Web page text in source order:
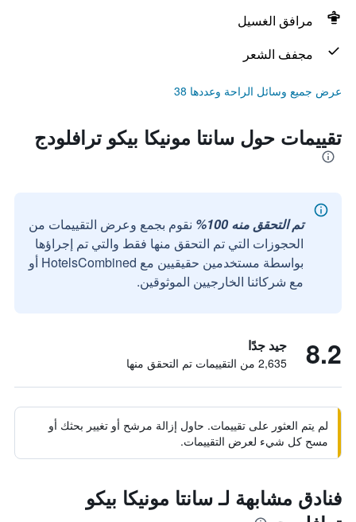
مرافق الغسيل
مجفف الشعر
عرض جميع وسائل الراحة وعددها 38
تقييمات حول سانتا مونيكا بيكو ترافلودج
تم التحقق منه 100%
نقوم بجمع وعرض التقييمات من
الحجوزات التي تم التحقق منها فقط والتي تم إجراؤها
بواسطة مستخدمين حقيقيين مع HotelsCombined أو
مع شركائنا الخارجيين الموثوقين.
8.2 جيد جدًا
2,635 من التقييمات تم التحقق منها
لم يتم العثور على تقييمات. حاول إزالة مرشح أو تغيير بحثك أو
مسح كل شيء لعرض التقييمات.
فنادق مشابهة لـ سانتا مونيكا بيكو